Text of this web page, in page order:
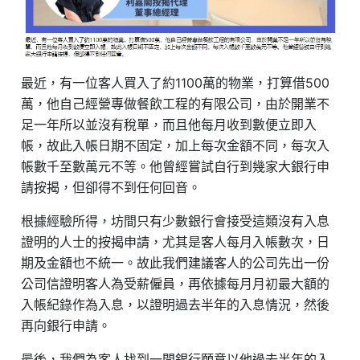
最近，有一位客人買入了約1100萬的物業，打算借500
萬，他自己經營專做餐飲工程的有限公司，由於開業不
足一年所以並沒有稅單，而且他每月收到數便立即入
帳，故此入帳日期不固定，加上每次金額不同，每次入
帳數千至數萬元不等。他曾經嘗試自行到幾家大銀行申
請按揭，但卻得不到任何回音。
根據經驗所得，坊間只有少數銀行會接受這類沒有入息
證明的人士的按揭申請，尤其是客人每月入帳數次，日
期及金額也不統一。故此我們建議客人的公司先出一份
公司信證明客人為受薪僱員，再依據每月月初最大額的
入帳紀錄作為入息，以證明過去半年的入息情況，然後
再向銀行申請。